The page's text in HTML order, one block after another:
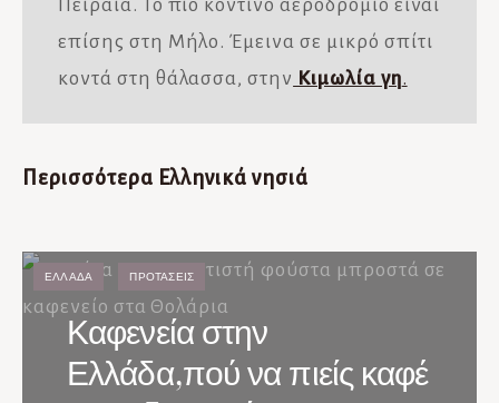
Πειραιά. Το πιο κοντινό αεροδρόμιο είναι
επίσης στη Μήλο. Έμεινα σε μικρό σπίτι
κοντά στη θάλασσα, στην Κιμωλία γη.
Περισσότερα Ελληνικά νησιά
ΕΛΛΆΔΑ ΠΡΟΤΆΣΕΙΣ
Καφενεία στην
Ελλάδα,πού να πιείς καφέ